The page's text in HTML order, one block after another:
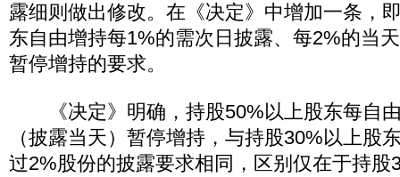
露细则做出修改。在《决定》中增加一条，
东自由增持每1%的需次日披露、每2%的当
暂停增持的要求。
《决定》明确，持股50%以上股东每自
（披露当天）暂停增持，与持股30%以上股
过2%股份的披露要求相同，区别仅在于持股